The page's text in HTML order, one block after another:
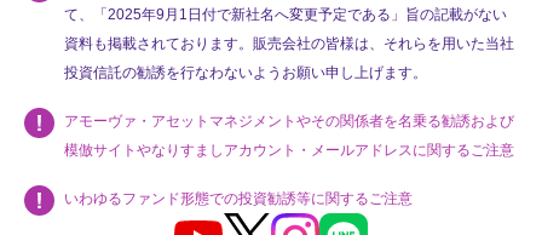
て、「2025年9月1日付で新社名へ変更予定である」旨の記載がない
資料も掲載されております。販売会社の皆様は、それらを用いた当社
投資信託の勧誘を行なわないようお願い申し上げます。
アモーヴァ・アセットマネジメントやその関係者を名乗る勧誘および
模倣サイトやなりすましアカウント・メールアドレスに関するご注意
いわゆるファンド形態での投資勧誘等に関するご注意
Youtube X InstagramLINE